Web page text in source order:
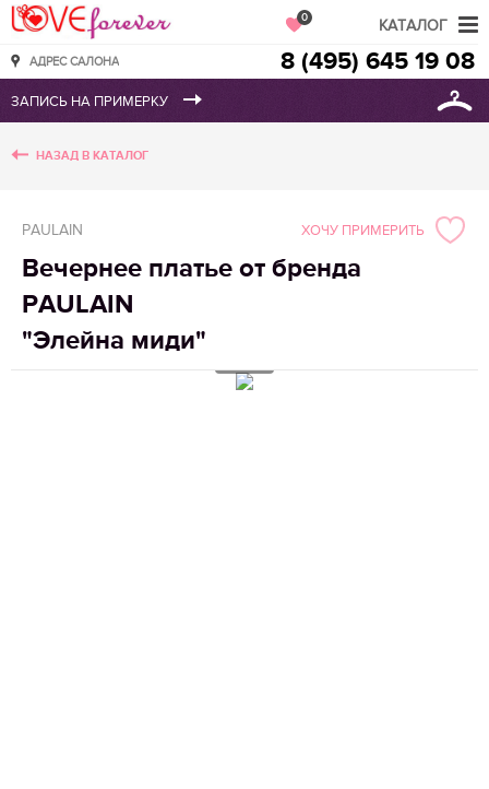
Love Forever
АДРЕС САЛОНА
0
8 (495) 645 19 08
НАЗАД В КАТАЛОГ
PAULAIN
Вечернее платье от бренда
PAULAIN
"Элейна миди"
ХОЧУ ПРИМЕРИТЬ
КАТАЛОГ